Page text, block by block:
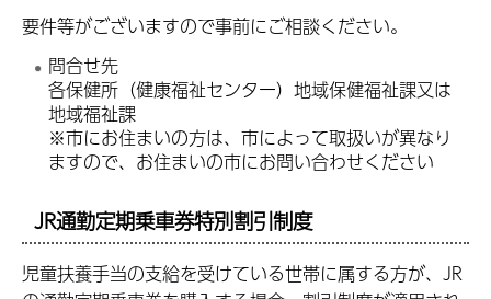
要件等がございますので事前にご相談ください。
問合せ先
各保健所（健康福祉センター）地域保健福祉課又は
地域福祉課
※市にお住まいの方は、市によって取扱いが異なり
ますので、お住まいの市にお問い合わせください
JR通勤定期乗車券特別割引制度
児童扶養手当の支給を受けている世帯に属する方が、JR